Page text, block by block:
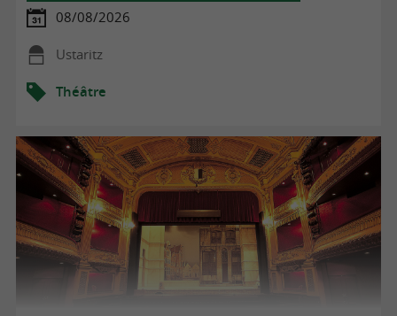
08/08/2026
Ustaritz
Théâtre